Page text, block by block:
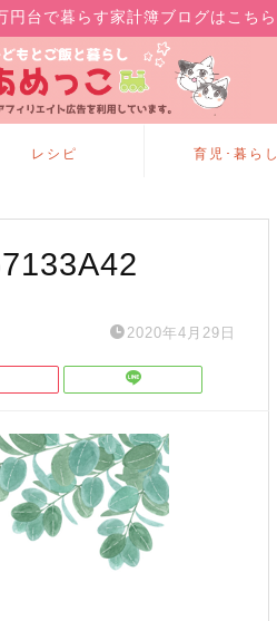
円台で暮らす家計簿ブログはこちら
レシピ 育児･暮らし
2020年4月29日